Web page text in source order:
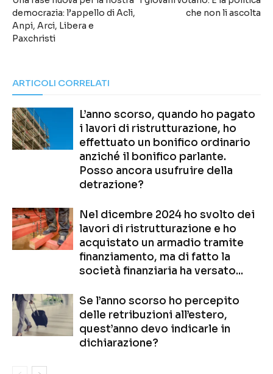
democrazia: l’appello di Acli,
Anpi, Arci, Libera e
Paxchristi
che non li ascolta
ARTICOLI CORRELATI
L’anno scorso, quando ho pagato
i lavori di ristrutturazione, ho
effettuato un bonifico ordinario
anziché il bonifico parlante.
Posso ancora usufruire della
detrazione?
Nel dicembre 2024 ho svolto dei
lavori di ristrutturazione e ho
acquistato un armadio tramite
finanziamento, ma di fatto la
società finanziaria ha versato...
Se l’anno scorso ho percepito
delle retribuzioni all’estero,
quest’anno devo indicarle in
dichiarazione?